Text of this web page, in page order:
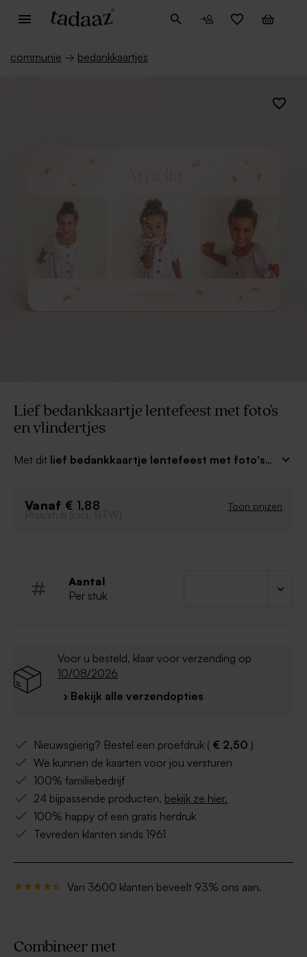
communie → bedankkaartjes
Lief bedankkaartje lentefeest met foto's
en vlindertjes
Met dit lief bedankkaartje lentefeest met foto's
met bijpassende uitnodigingen en bedankjes voor een
Vanaf € 1,88 Toon prijzen
Prijs/stuk (incl. BTW)
Aantal
Per stuk
Voor u besteld, klaar voor verzending op
10/08/2026
› Bekijk alle verzendopties
Nieuwsgierig? Bestel een proefdruk ( € 2,50 )
We kunnen de kaarten voor jou versturen
100% familiebedrijf
24 bijpassende producten, bekijk ze hier.
100% happy of een gratis herdruk
Tevreden klanten sinds 1961
Van 3600 klanten beveelt 93% ons aan.
Combineer met